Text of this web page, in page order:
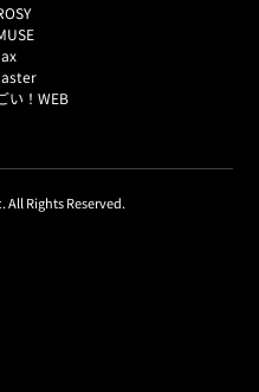
い！WEB
All Rights Reserved.